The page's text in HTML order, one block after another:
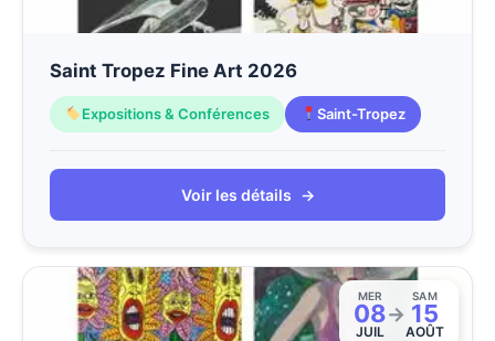
Saint Tropez Fine Art 2026
Expositions & Conférences Saint-Tropez
Voir les détails →
MER
08
JUIL
→
SAM
15
AOÛT